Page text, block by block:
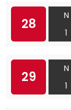
28
N
1
29
N
1